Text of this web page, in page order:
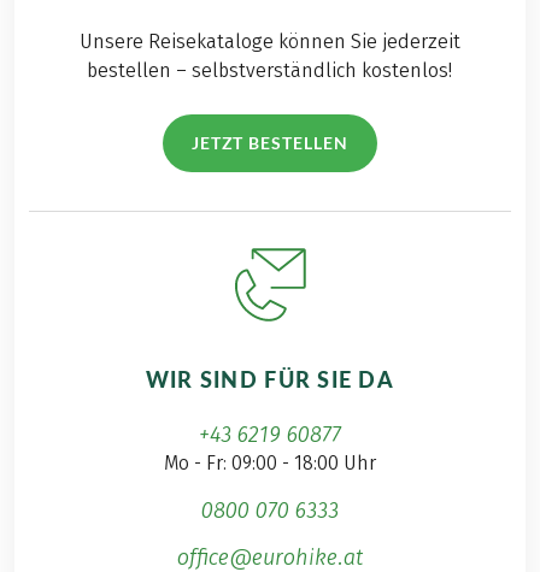
Unsere Reisekataloge können Sie jederzeit
bestellen – selbstverständlich kostenlos!
JETZT BESTELLEN
WIR SIND FÜR SIE DA
+43 6219 60877
Mo - Fr: 09:00 - 18:00 Uhr
0800 070 6333
office@eurohike.at